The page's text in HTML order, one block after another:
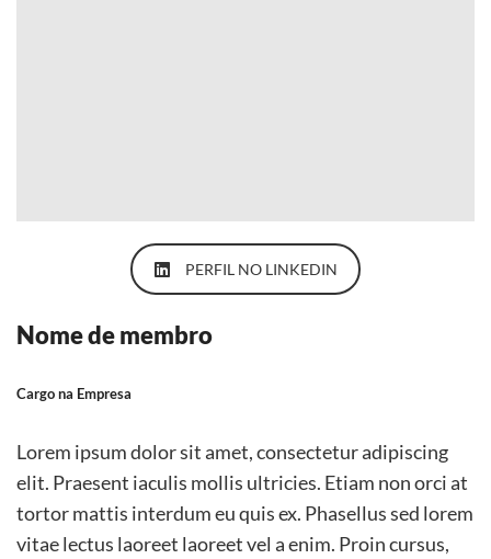
PERFIL NO LINKEDIN
Nome de membro
Cargo na Empresa
Lorem ipsum dolor sit amet, consectetur adipiscing
elit. Praesent iaculis mollis ultricies. Etiam non orci at
tortor mattis interdum eu quis ex. Phasellus sed lorem
vitae lectus laoreet laoreet vel a enim. Proin cursus,